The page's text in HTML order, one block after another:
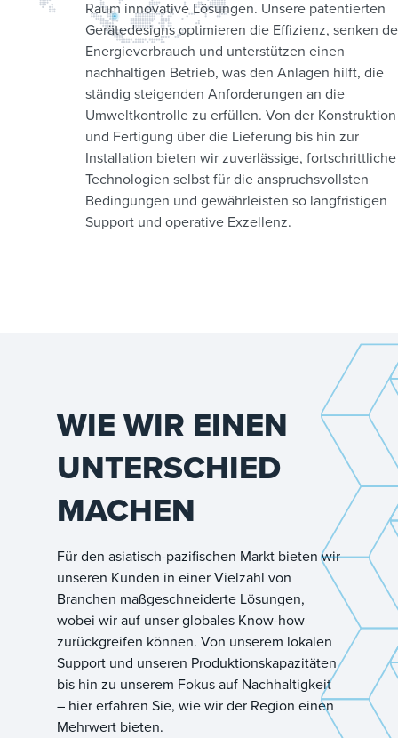
Raum innovative Lösungen. Unsere patentierten
Gerätedesigns optimieren die Effizienz, senken
Energieverbrauch und unterstützen einen
nachhaltigen Betrieb, was den Anlagen hilft, die
ständig steigenden Anforderungen an die
Umweltkontrolle zu erfüllen. Von der Konstruktion
und Fertigung über die Lieferung bis hin zur
Installation bieten wir zuverlässige, fortschrittliche
Technologien selbst für die anspruchsvollsten
Bedingungen und gewährleisten so langfristigen
Support und operative Exzellenz.
WIE WIR EINEN
UNTERSCHIED
MACHEN
Für den asiatisch-pazifischen Markt bieten wir
unseren Kunden in einer Vielzahl von
Branchen maßgeschneiderte Lösungen,
wobei wir auf unser globales Know-how
zurückgreifen können. Von unserem lokalen
Support und unseren Produktionskapazitäten
bis hin zu unserem Fokus auf Nachhaltigkeit
– hier erfahren Sie, wie wir der Region einen
Mehrwert bieten.